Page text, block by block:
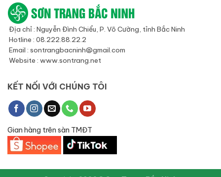
Địa chỉ : Nguyễn Đình Chiểu, P. Võ Cường, tỉnh Bắc Ninh
Hotline : 08.222.88.22.2
Email : sontrangbacninh@gmail.com
Website : www.sontrang.net
KẾT NỐI VỚI CHÚNG TÔI
Gian hàng trên sàn TMĐT